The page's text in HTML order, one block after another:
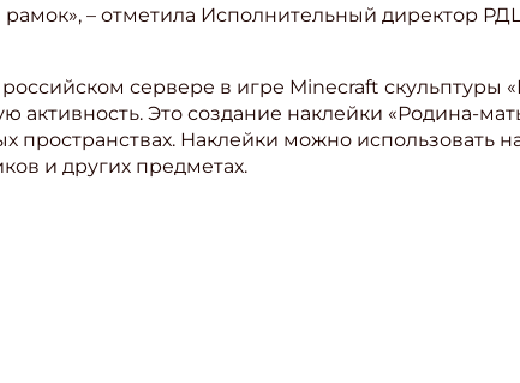
рамок», – отметила Исполнительный директор
сервере в игре Minecraft скульптуры
Это создание наклейки «Родина-
пространствах. Наклейки можно использовать
и других предметах.